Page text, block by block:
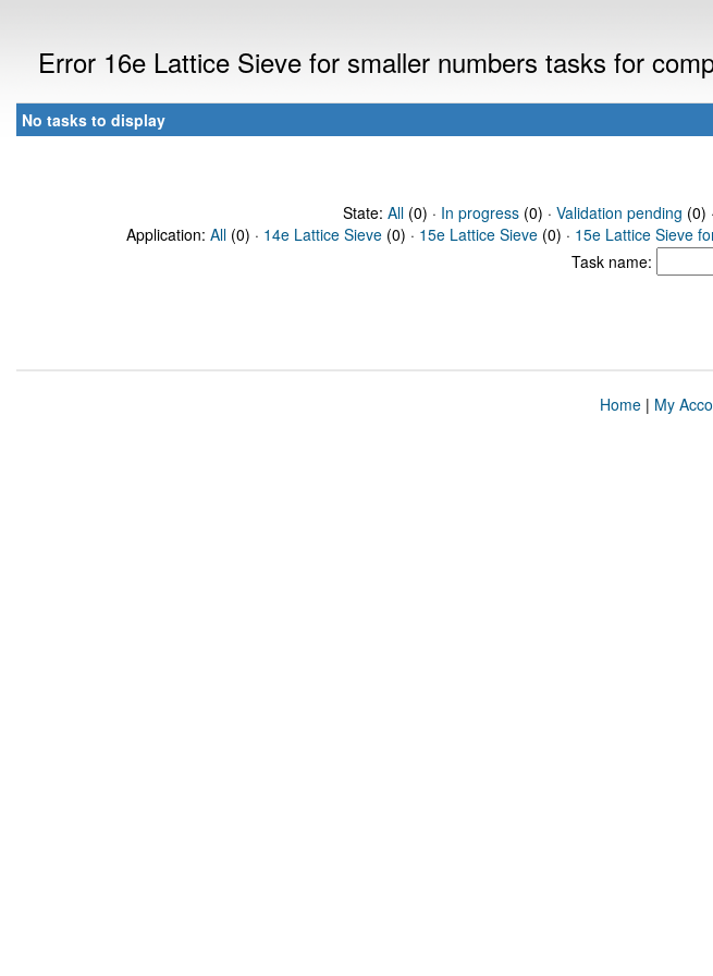
Error 16e Lattice Sieve for smaller numbers tasks for
No tasks to display
State: All(0) · In progress(0) · Validation pending (0) ·
Application: All (0) · 14e Lattice Sieve (0) · 15e Lattice Sieve (0) · 15e Lattice Sieve
Task name:
Home| My